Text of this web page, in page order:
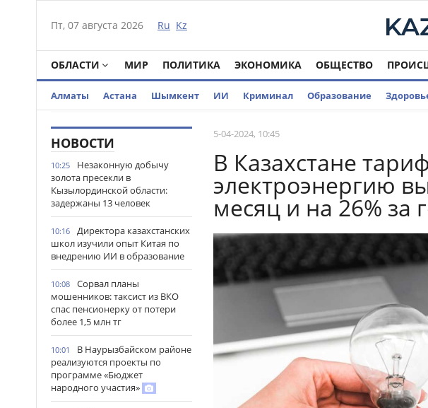
Пт, 07 августа 2026 Ru Kz
ОБЛАСТИ МИР ПОЛИТИКА ЭКОНОМИКА ОБЩЕСТВО
Алматы Астана Шымкент ИИ Криминал Образование
НОВОСТИ
10:25
Незаконную добычу
золота пресекли в
Кызылординской области:
задержаны 13 человек
10:16
Директора казахстанских
школ изучили опыт Китая по
внедрению ИИ в образование
10:08
Сорвал планы
мошенников: таксист из ВКО
спас пенсионерку от потери
более 1,5 млн тг
10:01
В Наурызбайском районе
реализуются проекты по
программе «Бюджет
народного участия»
5-04-2024, 10:45
В Казахстане
электроэнергию
месяц и на 26% за